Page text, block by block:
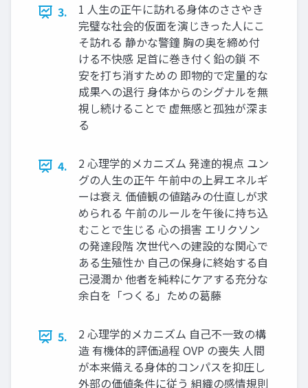
3.
1 人生の正午に訪れる身体のささやき
完璧な社会的仮面を演じきった人にこ
そ訪れる 静かな警鐘 胸の奥を締め付
ける不快感 足首に巻き付く鉛の鎖 不
安を打ち消すための 即物的で定量的な
成果への退行 身体からのシグナルを無
視し続けることで 虚無感と孤独が深ま
る
4.
2 心理学的メカニズム 発達的視点 ユン
グの人生の正午 午前中の上昇エネルギ
ーは衰え 価値観の値踏みの仕直しが求
められる 午前のルールを午後に持ち込
むことで生じる 心の損害 エリクソン
の発達段階 次世代への建設的な関心で
ある生殖性か 自己の保身に終始する自
己浸潤か 他者を純粋にケアする充分な
余白を「つくる」ための葛藤
5.
2 心理学的メカニズム 自己不一致の構
造 有機体的評価過程 OVP の喪失 人間
が本来備える身体的コンパスを抑圧し
外部の価値条件に従う 組織の感情規則